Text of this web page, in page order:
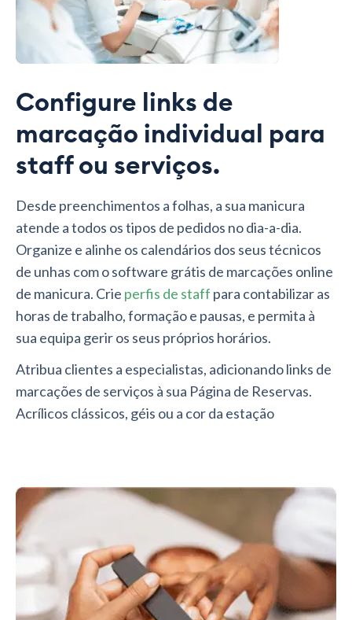
Configure links de
marcação individual para
staff ou serviços.
Desde preenchimentos a folhas, a sua manicura
atende a todos os tipos de pedidos no dia-a-dia.
Organize e alinhe os calendários dos seus técnicos
de unhas com o software grátis de marcações online
de manicura. Crie perfis de staff para contabilizar as
horas de trabalho, formação e pausas, e permita à
sua equipa gerir os seus próprios horários.
Atribua clientes a especialistas, adicionando links de
marcações de serviços à sua Página de Reservas.
Acrílicos clássicos, géis ou a cor da estação